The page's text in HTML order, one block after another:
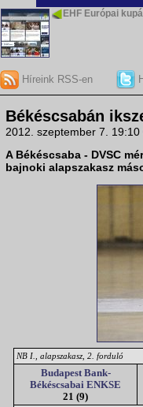
EHF Európai
Híreink RSS-en
Békéscsabán
2012. szeptember 7. 19:10
A Békéscsaba - DVSC
bajnoki alapszakasz
NB I., alapszakasz, 2. forduló
Budapest Bank-
Békéscsabai ENKSE
21 (9)